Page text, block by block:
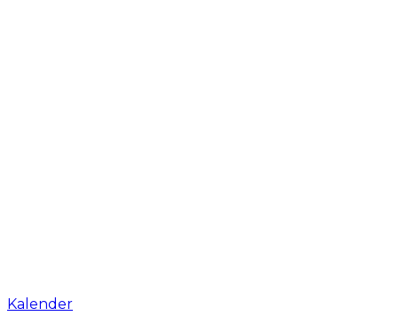
Kalender